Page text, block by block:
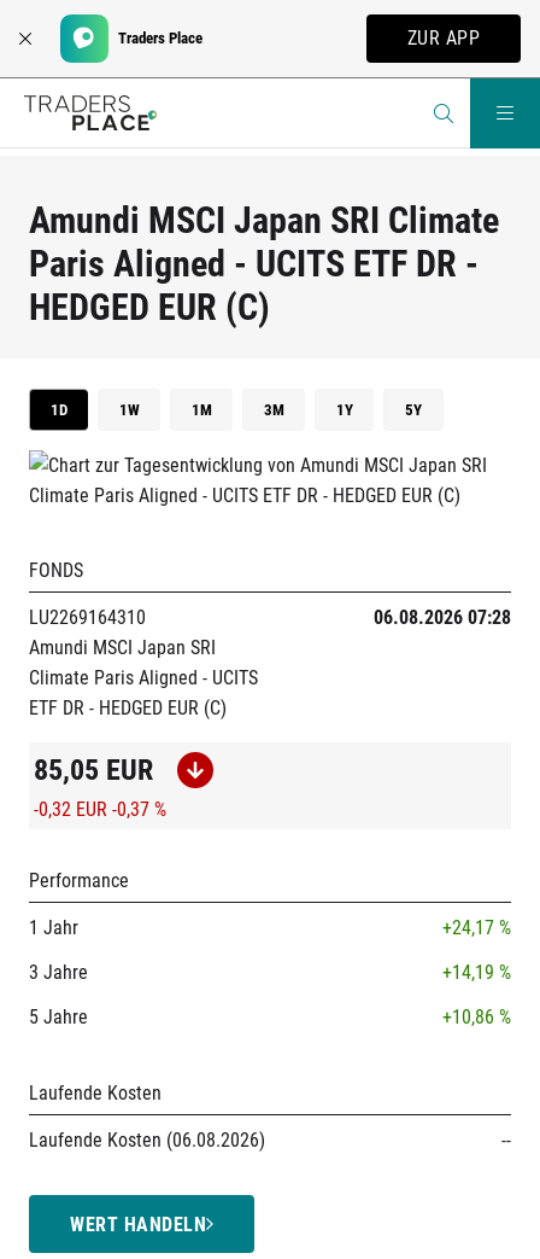
Traders Place ZUR APP
Amundi MSCI Japan SRI Climate
Paris Aligned - UCITS ETF DR -
HEDGED EUR (C)
1D 1W 1M 3M 1Y 5Y
FONDS
LU2269164310
Amundi MSCI Japan SRI
Climate Paris Aligned - UCITS
ETF DR - HEDGED EUR (C)
06.08.2026 07:28
85,05 EUR
-0,32 EUR -0,37 %
Performance
1 Jahr
+24,17 %
3 Jahre
+14,19 %
5 Jahre
+10,86 %
Laufende Kosten
Laufende Kosten (06.08.2026) --
WERT HANDELN